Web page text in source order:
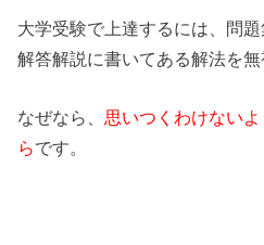
大学受験で上達するには、問
解答解説に書いてある解法を無
なぜなら、 思いつくわけない
らです。